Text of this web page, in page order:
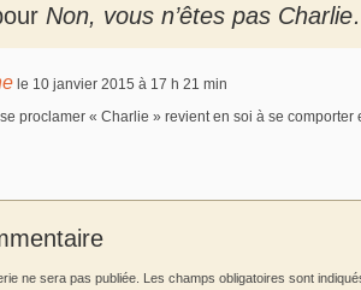
Non, vous n’êtes pas
le 10 janvier 2015 à 17 h 21 min
proclamer « Charlie » revient en soi à se comporter
ne sera pas publiée. Les champs obligatoires sont